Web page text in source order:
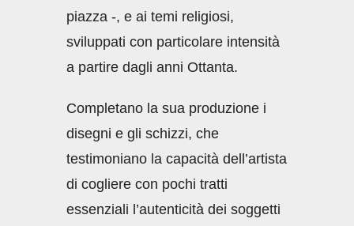
piazza -, e ai temi religiosi,
sviluppati con particolare intensità
a partire dagli anni Ottanta.
Completano la sua produzione i
disegni e gli schizzi, che
testimoniano la capacità dell’artista
di cogliere con pochi tratti
essenziali l’autenticità dei soggetti